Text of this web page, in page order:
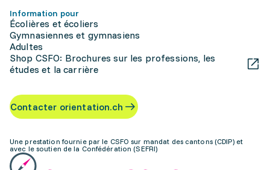
Information pour
Écolières et écoliers
Gymnasiennes et gymnasiens
Adultes
Shop CSFO: Brochures sur les professions, les
études et la carrière
Contacter orientation.ch
Une prestation fournie par le CSFO sur mandat des cantons (CDIP) et
avec le soutien de la Confédération (SEFRI)